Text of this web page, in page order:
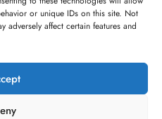
or unique IDs on this site. Not
adversely affect certain features and
Youtube